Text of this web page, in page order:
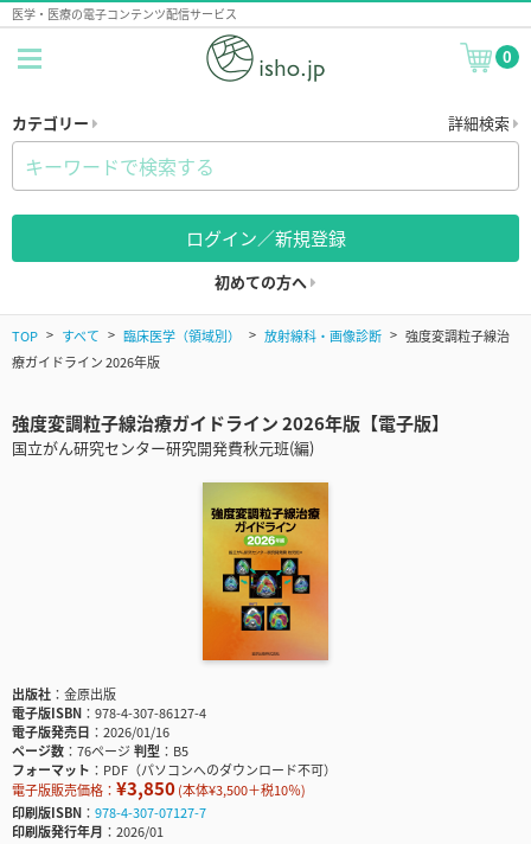
医学・医療の電子コンテンツ配信サービス
0
カテゴリー 詳細検索
ログイン／新規登録
初めての方へ
TOP すべて 臨床医学（領域別） 放射線科・画像診断
強度変調粒子線治
療ガイドライン 2026年版
強度変調粒子線治療ガイドライン 2026年版【電子版】
国立がん研究センター研究開発費秋元班(編)
出版社
金原出版
電子版ISBN
978-4-307-86127-4
電子版発売日
2026/01/16
ページ数
76ページ判型
B5
フォーマット
PDF（パソコンへのダウンロード不可）
電子版販売価格： ¥3,850(本体¥3,500＋税10％)
印刷版ISBN
978-4-307-07127-7
印刷版発行年月
2026/01